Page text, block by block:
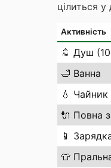
цілиться
Активність
🚿 Душ (10
🛁 Ванна
💧 Чайник
🔌 Повна
📱
👕